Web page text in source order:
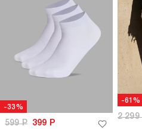
-33%
599Р 399 Р
-61%
2 299